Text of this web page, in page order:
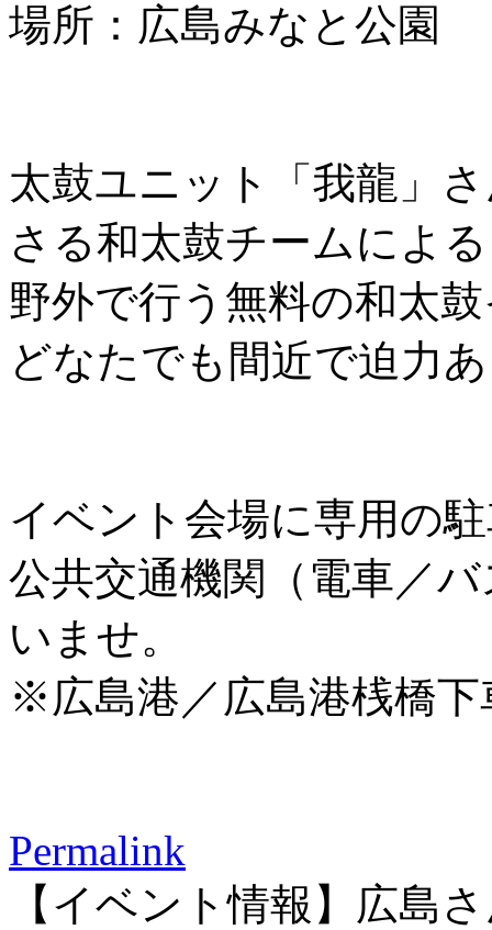
場所：広島みなと公園
太鼓ユニット「我龍」
さる和太鼓チームによる
野外で行う無料の和太
どなたでも間近で迫力
イベント会場に専用の
公共交通機関（電車／
いませ。
※広島港／広島港桟橋下
Permalink
【イベント情報】広島